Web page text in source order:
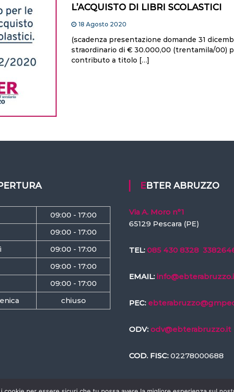
L’ACQUISTO DI LIBRI SCOLASTICI
18 Agosto 2020
(scadenza presentazione domande 31
straordinario di € 30.000,00 (trentamila/00)
contributo a titolo […]
09:00 - 17:00
09:00 - 17:00
09:00 - 17:00
09:00 - 17:00
09:00 - 17:00
chiuso
EBTER ABRUZZO
Via A. Moro n°1
65129 Pescara (PE)
TEL: 085 430 8328
EMAIL:
PEC:
ODV: odv@ebterabruzzo.it
COD. FISC: 02278000688